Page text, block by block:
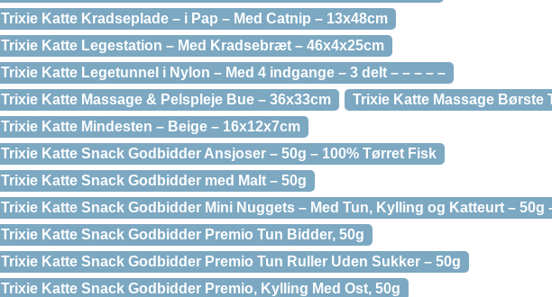
Trixie Katte Kradseplade – i Pap – Med Catnip – 13x48cm
Trixie Katte Legestation – Med Kradsebræt – 46x4x25cm
Trixie Katte Legetunnel i Nylon – Med 4 indgange – 3 delt – – – – –
Trixie Katte Massage & Pelspleje Bue – 36x33cm
Trixie Katte Massage Børste
Trixie Katte Mindesten – Beige – 16x12x7cm
Trixie Katte Snack Godbidder Ansjoser – 50g – 100% Tørret Fisk
Trixie Katte Snack Godbidder med Malt – 50g
Trixie Katte Snack Godbidder Mini Nuggets – Med Tun, Kylling og Katteurt – 50g
Trixie Katte Snack Godbidder Premio Tun Bidder, 50g
Trixie Katte Snack Godbidder Premio Tun Ruller Uden Sukker – 50g
Trixie Katte Snack Godbidder Premio, Kylling Med Ost, 50g